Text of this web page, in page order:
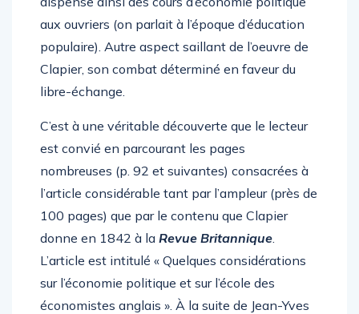
aux ouvriers (on parlait à l’époque d’éducation
populaire). Autre aspect saillant de l’oeuvre de
Clapier, son combat déterminé en faveur du
libre-échange.
C’est à une véritable découverte que le lecteur
est convié en parcourant les pages
nombreuses (p. 92 et suivantes) consacrées à
l’article considérable tant par l’ampleur (près de
100 pages) que par le contenu que Clapier
donne en 1842 à la Revue Britannique
L’article est intitulé « Quelques considérations
sur l’économie politique et sur l’école des
économistes anglais ». À la suite de Jean-Yves